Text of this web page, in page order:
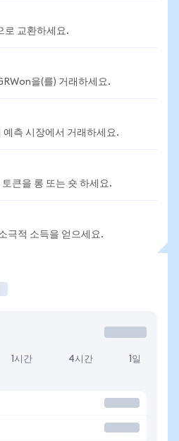
로 교환하세요.
을(를) 거래하세요.
예측 시장에서 거래하세요.
큰을 롱 또는 숏 하세요.
극적 소득을 얻으세요.
1시간 4시간 1일